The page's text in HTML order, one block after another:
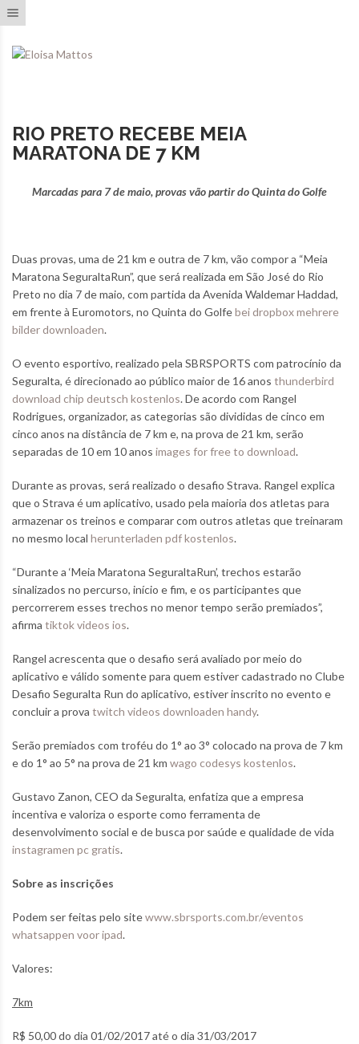
RIO PRETO RECEBE MEIA
MARATONA DE 7 KM
Marcadas para 7 de maio, provas vão partir do Quinta do Golfe
Duas provas, uma de 21 km e outra de 7 km, vão compor a “Meia
Maratona SeguraltaRun”, que será realizada em São José do Rio
Preto no dia 7 de maio, com partida da Avenida Waldemar Haddad,
em frente à Euromotors, no Quinta do Golfebei dropbox mehrere
bilder downloaden.
O evento esportivo, realizado pela SBRSPORTS com patrocínio da
Seguralta, é direcionado ao público maior de 16 anos thunderbird
download chip deutsch kostenlos. De acordo com Rangel
Rodrigues, organizador, as categorias são divididas de cinco em
cinco anos na distância de 7 km e, na prova de 21 km, serão
separadas de 10 em 10 anos images for free to download.
Durante as provas, será realizado o desafio Strava. Rangel explica
que o Strava é um aplicativo, usado pela maioria dos atletas para
armazenar os treinos e comparar com outros atletas que treinaram
no mesmo local herunterladen pdf kostenlos.
“Durante a ‘Meia Maratona SeguraltaRun’, trechos estarão
sinalizados no percurso, início e fim, e os participantes que
percorrerem esses trechos no menor tempo serão premiados”,
afirma tiktok videos ios.
Rangel acrescenta que o desafio será avaliado por meio do
aplicativo e válido somente para quem estiver cadastrado no Clube
Desafio Seguralta Run do aplicativo, estiver inscrito no evento e
concluir a prova twitch videos downloaden handy.
Serão premiados com troféu do 1° ao 3° colocado na prova de 7 km
e do 1° ao 5° na prova de 21 km wago codesys kostenlos.
Gustavo Zanon, CEO da Seguralta, enfatiza que a empresa
incentiva e valoriza o esporte como ferramenta de
desenvolvimento social e de busca por saúde e qualidade de vida
instagramen pc gratis.
Sobre as inscrições
Podem ser feitas pelo sitewww.sbrsports.com.br/eventos
whatsappen voor ipad.
Valores:
7km
R$ 50,00 do dia 01/02/2017 até o dia 31/03/2017